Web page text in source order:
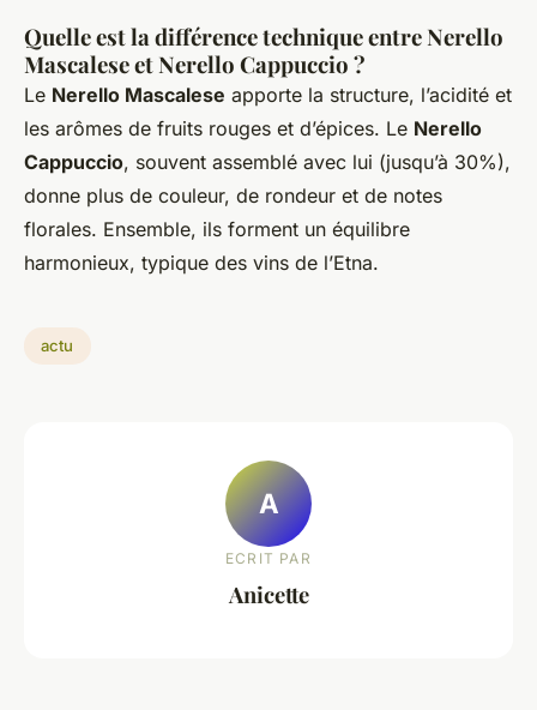
Quelle est la différence technique entre Nerello
Mascalese et Nerello Cappuccio ?
Le Nerello Mascalese apporte la structure, l’acidité et
les arômes de fruits rouges et d’épices. Le Nerello
Cappuccio, souvent assemblé avec lui (jusqu’à 30%),
donne plus de couleur, de rondeur et de notes
florales. Ensemble, ils forment un équilibre
harmonieux, typique des vins de l’Etna.
actu
A
ECRIT PAR
Anicette